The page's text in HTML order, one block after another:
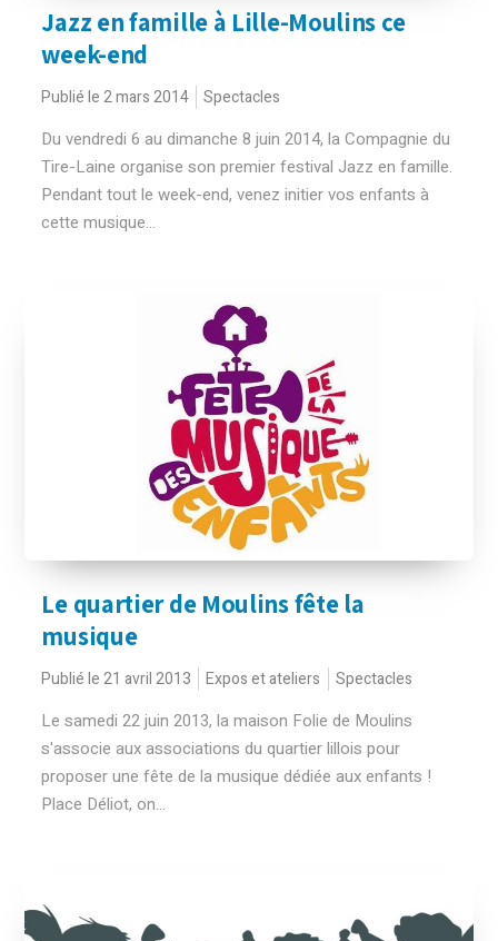
Jazz en famille à Lille-Moulins ce
week-end
Publié le 2 mars 2014 Spectacles
Du vendredi 6 au dimanche 8 juin 2014, la Compagnie du
Tire-Laine organise son premier festival Jazz en famille.
Pendant tout le week-end, venez initier vos enfants à
cette musique...
Le quartier de Moulins fête la
musique
Publié le 21 avril 2013 Expos et ateliers Spectacles
Le samedi 22 juin 2013, la maison Folie de Moulins
s'associe aux associations du quartier lillois pour
proposer une fête de la musique dédiée aux enfants !
Place Déliot, on...